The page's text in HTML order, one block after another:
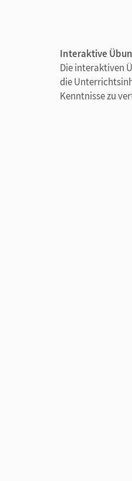
Interaktive
Die interaktiven
die
Kenntnisse zu